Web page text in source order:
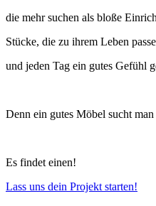
die mehr suchen als bloße
Stücke, die zu ihrem Leben
und jeden Tag ein gutes Gefühl
Denn ein gutes Möbel sucht
Es findet einen!
Lass uns dein Projekt starten!